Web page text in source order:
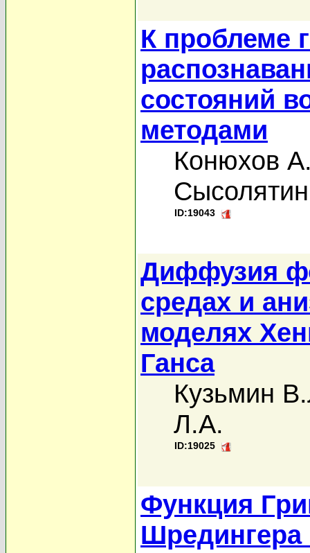
К проблеме
состояний
методами
Конюхов
ID:19043
Диффузия
средах и
моделях
Ганса
Кузьмин
Л.А.
ID:19025
Функция
Шредингера